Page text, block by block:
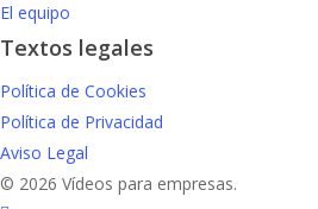
El equipo
Textos legales
Política de Cookies
Política de Privacidad
Aviso Legal
© 2026 Vídeos para empresas.